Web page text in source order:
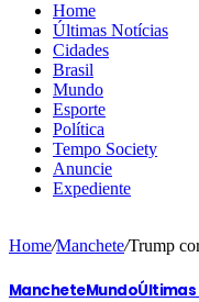
Home
Últimas Notícias
Cidades
Brasil
Mundo
Esporte
Política
Tempo Society
Anuncie
Expediente
Home/Manchete/Trump
MancheteMundo